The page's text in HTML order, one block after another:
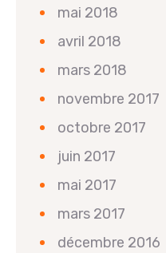
mai 2018
avril 2018
mars 2018
novembre 2017
octobre 2017
juin 2017
mai 2017
mars 2017
décembre 2016